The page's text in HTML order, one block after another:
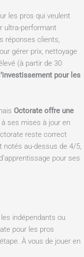
les pros qui veulent
ultra-performant
réponses clients,
gérer prix, nettoyage
(à partir de 30
pour les
Octorate offre une
à ses mises à jour en
reste correct
notés au-dessus de 4/5,
pour ses
indépendants ou
pour les pros
À vous de jouer en